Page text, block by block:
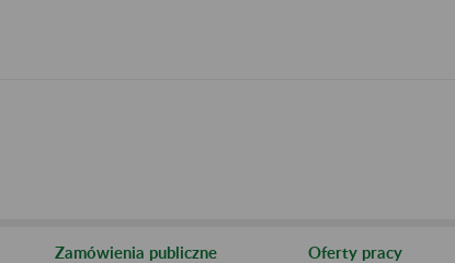
Zamówienia publiczne Oferty pracy